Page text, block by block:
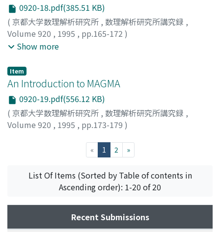
0920-18.pdf(385.51 KB)
( 京都大学数理解析研究所 , 数理解析研究所講究録 ,
Volume 920 , 1995 , pp.165-172 )
近藤, 祐史;三好, 善彦
ヨシヒコ
Show more
Item
An Introduction to MAGMA
0920-19.pdf(556.12 KB)
( 京都大学数理解析研究所 , 数理解析研究所講究録 ,
Volume 920 , 1995 , pp.173-179 )
« 1 (current)
2 »
List Of Items (Sorted by Table of contents in
Ascending order): 1-20 of 20
Recent Submissions